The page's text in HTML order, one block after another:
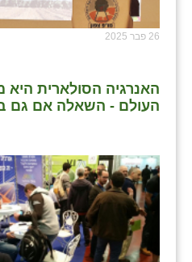
26 פבר 2025
האנרגיה הסולארית
העולם - השאלה אם גם